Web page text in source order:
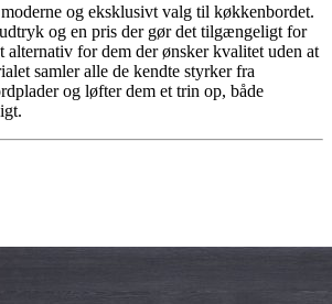
og eksklusivt valg til køkkenbordet.
og en pris der gør det tilgængeligt for
alternativ for dem der ønsker kvalitet uden at
samler alle de kendte styrker fra
og løfter dem et trin op, både